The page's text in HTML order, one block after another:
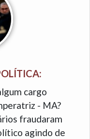
cargo
- MA?
fraudaram
agindo de